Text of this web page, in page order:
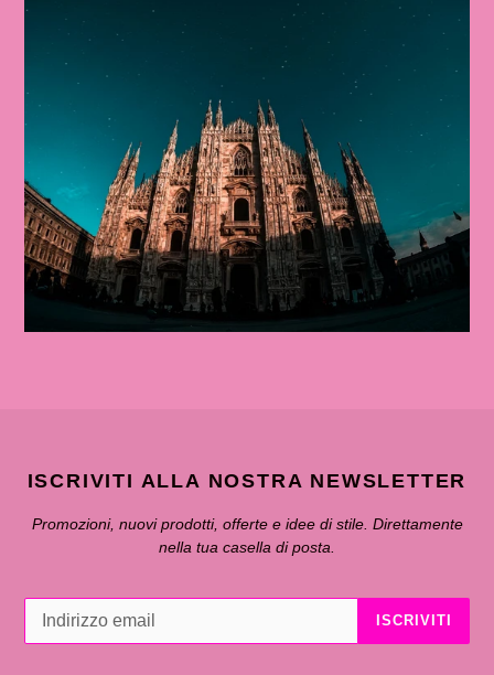
ISCRIVITI ALLA NOSTRA NEWSLETTER
Promozioni, nuovi prodotti, offerte e idee di stile. Direttamente
nella tua casella di posta.
ISCRIVITI